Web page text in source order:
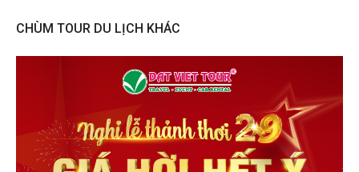
CHÙM TOUR DU LỊCH KHÁC